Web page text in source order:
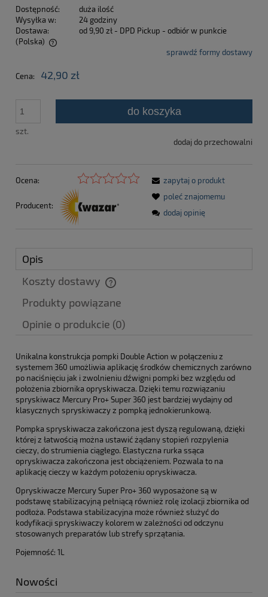
Dostępność:
duża ilość
Wysyłka w:
24 godziny
Dostawa:
od 9,90 zł - DPD Pickup - odbiór w punkcie
(Polska)
Cena nie zawiera ewentualnych kosztów płatnościsprawdź formy dostawy
Cena: 42,90 zł
szt.
do koszyka
dodaj do przechowalni
Ocena:
Producent:
zapytaj o produkt
poleć znajomemu
dodaj opinię
Opis
Koszty dostawy
Cena nie zawiera ewentualnych kosztów płatności
Produkty powiązane
Opinie o produkcie (0)
Unikalna konstrukcja pompki Double Action w połączeniu z
systemem 360 umożliwia aplikację środków chemicznych zarówno
po naciśnięciu jak i zwolnieniu dźwigni pompki bez względu od
położenia zbiornika opryskiwacza. Dzięki temu rozwiązaniu
spryskiwacz Mercury Pro+ Super 360 jest bardziej wydajny od
klasycznych spryskiwaczy z pompką jednokierunkową.
Pompka spryskiwacza zakończona jest dyszą regulowaną, dzięki
której z łatwością można ustawić żądany stopień rozpylenia
cieczy, do strumienia ciągłego. Elastyczna rurka ssąca
opryskiwacza zakończona jest obciążeniem. Pozwala to na
aplikację cieczy w każdym położeniu opryskiwacza.
Opryskiwacze Mercury Super Pro+ 360 wyposażone są w
podstawę stabilizacyjną pełniącą również rolę izolacji zbiornika od
podłoża. Podstawa stabilizacyjna może również służyć do
kodyfikacji spryskiwaczy kolorem w zależności od odczynu
stosowanych preparatów lub strefy sprzątania.
Pojemność: 1L
Nowości